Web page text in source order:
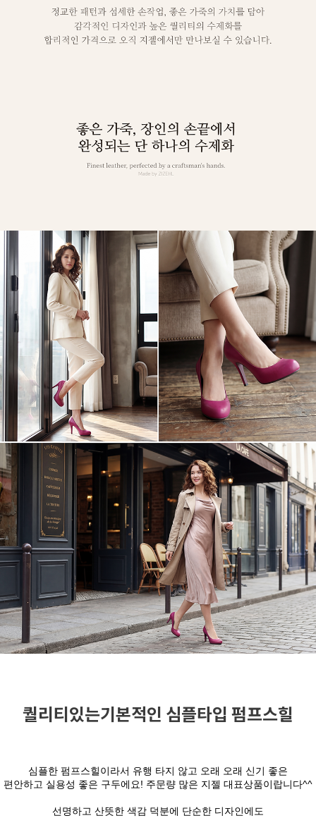
퀄리티있는기본적인 심플타입 펌프스힐
심플한 펌프스힐이라서 유행 타지 않고 오래 오래 신기 좋은
편안하고 실용성 좋은 구두에요! 주문량 많은 지젤 대표상품이랍니다^^
선명하고 산뜻한 색감 덕분에 단순한 디자인에도